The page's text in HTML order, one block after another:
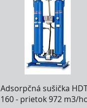
Adsorpčná sušička
160 - prietok 972 m3/